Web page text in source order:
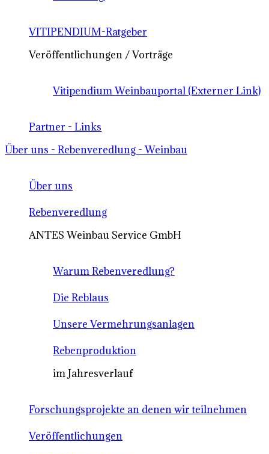
VITIPENDIUM-Ratgeber
Veröffentlichungen / Vorträge
Vitipendium Weinbauportal (Externer Link)
Partner - Links
Über uns - Rebenveredlung - Weinbau
Über uns
Rebenveredlung
ANTES Weinbau Service GmbH
Warum Rebenveredlung?
Die Reblaus
Unsere Vermehrungsanlagen
Rebenproduktion
im Jahresverlauf
Forschungsprojekte an denen wir teilnehmen
Veröffentlichungen